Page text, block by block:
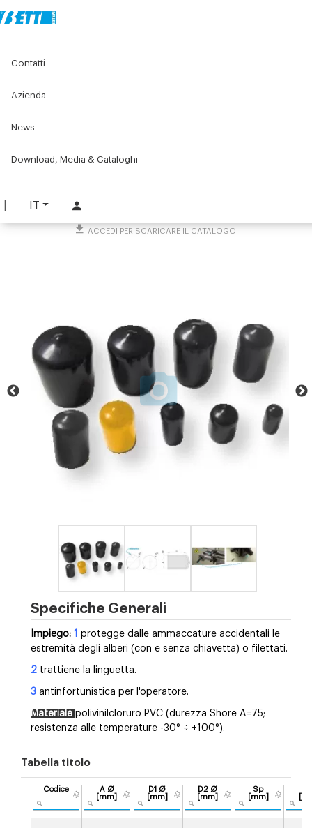
IT
Contatti
Azienda
News
Download, Media & Cataloghi
Tappi filettati e terminali per tubi e profilati
Cappuccio di protezione
ACCEDI PER SCARICARE IL CATALOGO
Specifiche Generali
Impiego: 1 protegge dalle ammaccature accidentali le
estremità degli alberi (con e senza chiavetta) o filettati.
2 trattiene la linguetta.
3 antinfortunistica per l'operatore.
Materiale polivinilcloruro PVC (durezza Shore A=75;
resistenza alle temperature -30° ÷ +100°).
Tabella titolo
Codice
A Ø
[mm]
D1 Ø
[mm]
D2 Ø
[mm]
Sp
[mm]